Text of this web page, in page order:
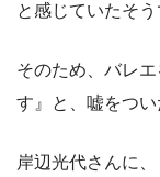
と感じていたそう
そのため、バレ
す』と、嘘をつい
岸辺光代さんに